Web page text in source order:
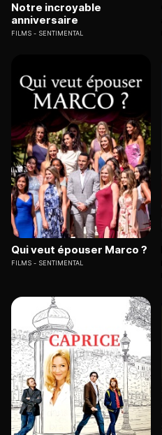
Notre incroyable
anniversaire
FILMS SENTIMENTAL
Qui veut épouser Marco ?
FILMS SENTIMENTAL